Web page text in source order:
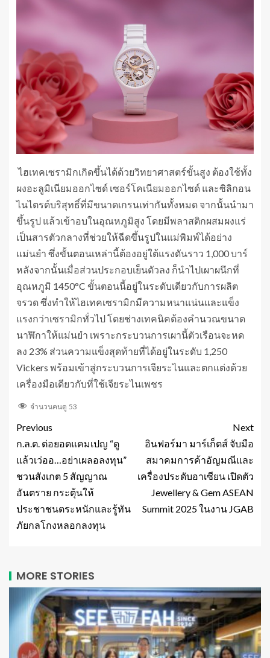
ไฮเทคเซรามิกเกิดขึ้นได้ด้วยวิทยาศาสตร์ขั้นสูง ต้องใช้ทั้ง
ผงอะลูมิเนียมออกไซด์ เซอร์โคเนียมออกไซด์ และซิลิกอน
ไนไตรด์บริสุทธิ์ที่มีขนาดเกรนเท่ากันทั้งหมด จากนั้นนำมา
ขึ้นรูป แล้วเข้าอบในอุณหภูมิสูง โดยมีพลาสติกผสมผงแร่
เป็นสารตัวกลางที่ช่วยให้ฉีดขึ้นรูปในแม่พิมพ์ได้อย่าง
แม่นยำ ซึ่งขั้นตอนเหล่านี้ต้องอยู่ใต้แรงดันราว 1,000 บาร์
หลังจากนั้นเมื่อส่วนประกอบเย็นตัวลง ก็นำไปเผาผนึกที่
อุณหภูมิ 1450°C ขั้นตอนนี้อยู่ในระดับเดียวกับการผลิต
จรวด ซึ่งทำให้ไฮเทคเซรามิกมีความหนาแน่นและแข็ง
แรงกว่าเซรามิกทั่วไป โดยช่างเทคนิคต้องคำนวณขนาด
นาฬิกาให้แม่นยำ เพราะกระบวนการเผานี้ตัวเรือนจะหด
ลง 23% ส่วนความแข็งสุดท้ายที่ได้อยู่ในระดับ 1,250
Vickers พร้อมเข้าสู่กระบวนการเจียระไนและตกแต่งด้วย
เครื่องมือเดียวกับที่ใช้เจียระไนเพชร
จำนวนคนดู 53
Previous
ก.ล.ต. ต่อยอดแคมเปญ “ดู
แล้วเว่ออ…อย่าเผลอลงทุน”
ชวนสังเกต 5 สัญญาณ
อันตราย กระตุ้นให้
ประชาชนตระหนักและรู้ทัน
ภัยกลโกงหลอกลงทุน
Next
อินฟอร์มา มาร์เก็ตส์ จับมือ
สมาคมการค้าอัญมณีและ
เครื่องประดับอาเซียน เปิดตัว
Jewellery & Gem ASEAN
Summit 2025 ในงาน JGAB
MORE STORIES